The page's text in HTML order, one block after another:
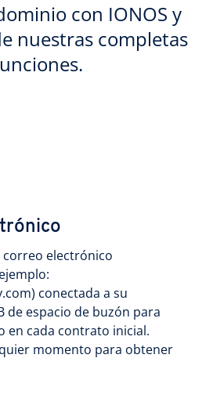
con IONOS y
nuestras completas
electrónico
conectada a su
de espacio de buzón para
en cada contrato inicial.
momento para obtener